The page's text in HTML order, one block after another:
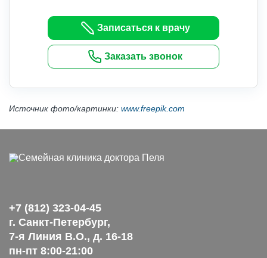
Записаться к врачу
Заказать звонок
Источник фото/картинки: www.freepik.com
+7 (812) 323-04-45
г. Санкт-Петербург,
7-я Линия В.О., д. 16-18
пн-пт 8:00-21:00